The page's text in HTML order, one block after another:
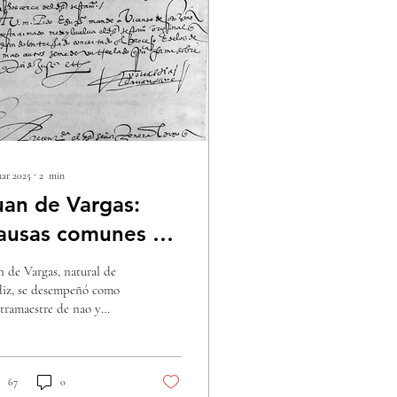
2025 ∙ 2 min
de Vargas:
comunes de
entre
de la
de Vargas, natural de
se desempeñó como
de nao y
67 0